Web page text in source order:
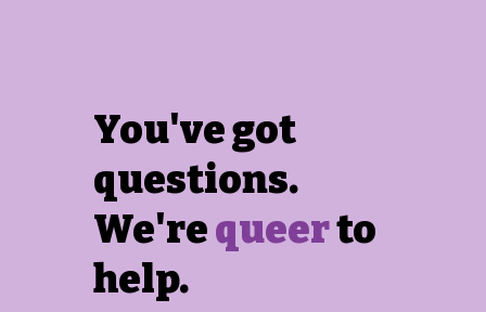
You've got
questions.
We'requeerto
help.